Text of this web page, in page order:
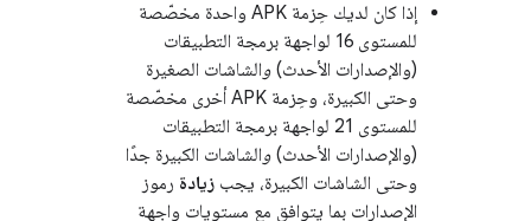
إذا كان لديك حِزمة APK واحدة مخصّصة
للمستوى 16 لواجهة برمجة التطبيقات
(والإصدارات الأحدث)والشاشات الصغيرة
وحتى الكبيرة، وحِزمة APK أخرى مخصّصة
للمستوى 21 لواجهة برمجة التطبيقات
(والإصدارات الأحدث)والشاشات الكبيرة جدًا
وحتى الشاشات الكبيرة، يجب زيادة رموز
الإصدارات بما يتوافق مع مستويات واجهة